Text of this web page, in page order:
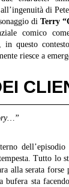
di Pete.
di Terry
comico
questo
riesce a
Tutto lo
alla serata
sta